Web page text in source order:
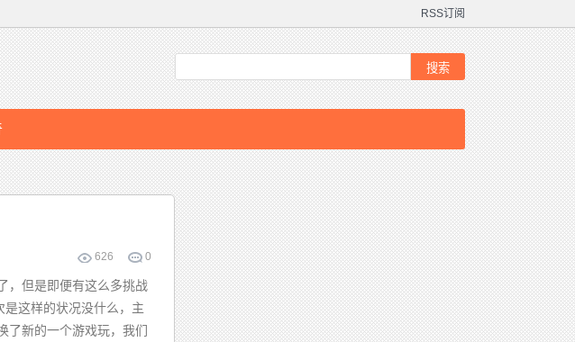
RSS订阅
626 0
但是即便有这么多挑战
这样的状况没什么，主
新的一个游戏玩，我们